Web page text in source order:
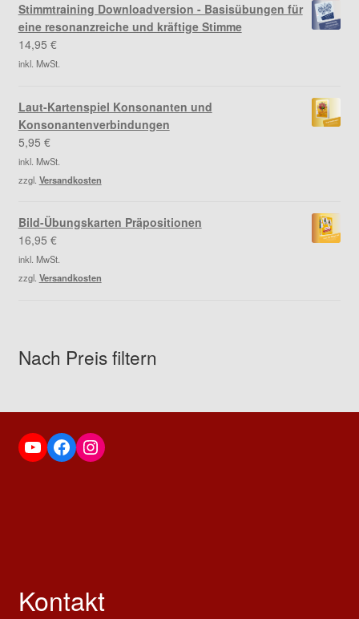
Stimmtraining Downloadversion - Basisübungen für
eine resonanzreiche und kräftige Stimme
14,95 €
inkl. MwSt.
Laut-Kartenspiel Konsonanten und
Konsonantenverbindungen
5,95 €
inkl. MwSt.
zzgl. Versandkosten
Bild-Übungskarten Präpositionen
16,95 €
inkl. MwSt.
zzgl. Versandkosten
Nach Preis filtern
YouTube Facebook Instagram
Kontakt